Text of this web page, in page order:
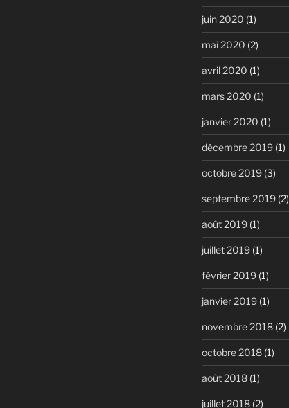
juin 2020 (1)
mai 2020 (2)
avril 2020 (1)
mars 2020 (1)
janvier 2020 (1)
décembre 2019(1)
octobre 2019(3)
septembre 2019(2)
août 2019(1)
juillet 2019(1)
février 2019(1)
janvier 2019(1)
novembre 2018(2)
octobre 2018(1)
août 2018(1)
juillet 2018(2)